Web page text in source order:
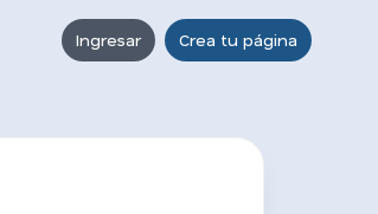
Ingresar Crea tu página